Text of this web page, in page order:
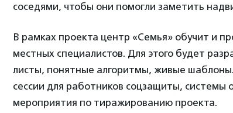
соседями, чтобы они помогли заметить
В рамках проекта центр «Семья» обучит и
местных специалистов. Для этого будет
листы, понятные алгоритмы, живые
сессии для работников соцзащиты, системы
мероприятия по тиражированию проекта.